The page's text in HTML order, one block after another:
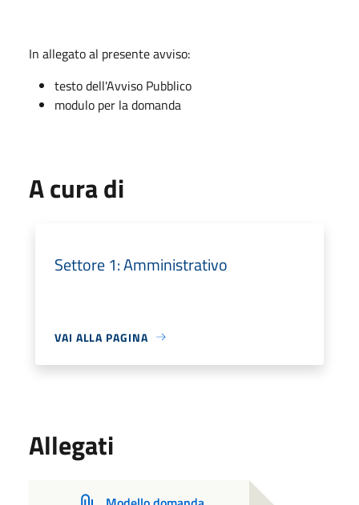
In allegato al presente avviso:
testo dell'Avviso Pubblico
modulo per la domanda
A cura di
Settore 1: Amministrativo
VAI ALLA PAGINA
Allegati